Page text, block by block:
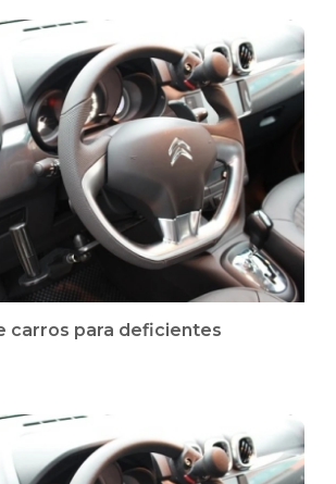
carros para deficientes